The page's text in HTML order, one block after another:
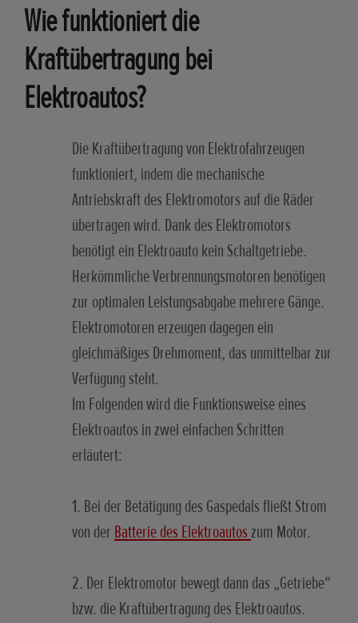
Wie funktioniert die
Kraftübertragung bei
Elektroautos?
Die Kraftübertragung von Elektrofahrzeugen
funktioniert, indem die mechanische
Antriebskraft des Elektromotors auf die Räder
übertragen wird. Dank des Elektromotors
benötigt ein Elektroauto kein Schaltgetriebe.
Herkömmliche Verbrennungsmotoren benötigen
zur optimalen Leistungsabgabe mehrere Gänge.
Elektromotoren erzeugen dagegen ein
gleichmäßiges Drehmoment, das unmittelbar zur
Verfügung steht.
Im Folgenden wird die Funktionsweise eines
Elektroautos in zwei einfachen Schritten
erläutert:
1. Bei der Betätigung des Gaspedals fließt Strom
von der Batterie des Elektroautos zum Motor.
2. Der Elektromotor bewegt dann das „Getriebe“
bzw. die Kraftübertragung des Elektroautos.